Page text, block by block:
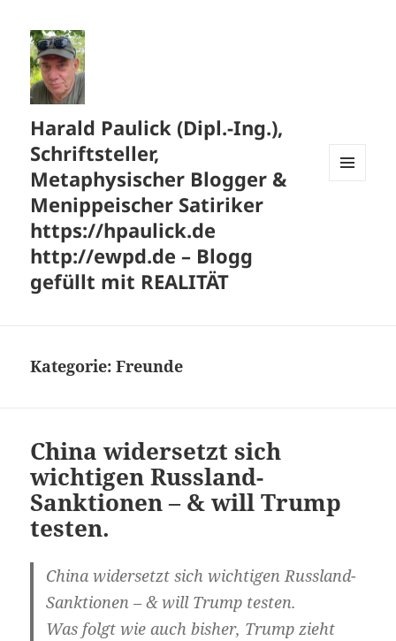
Harald Paulick (Dipl.-Ing.),
Schriftsteller,
Metaphysischer Blogger &
Menippeischer Satiriker
https://hpaulick.de
http://ewpd.de – Blogg
gefüllt mit REALITÄT
Kategorie:Freunde
China widersetzt sich
wichtigen Russland-
Sanktionen – & will Trump
testen.
China widersetzt sich wichtigen Russland-
Sanktionen – & will Trump testen.
Was folgt wie auch bisher, Trump zieht